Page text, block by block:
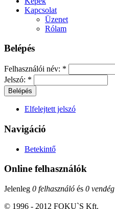
Kapcsolat
Üzenet
Rólam
Belépés
Felhasználói név: *
Jelszó: *
Elfelejtett jelszó
Navigáció
Betekintő
Online felhasználók
Jelenleg 0 felhasználó és 0 vendég
© 1996 - 2012 FOKU`S Kft.